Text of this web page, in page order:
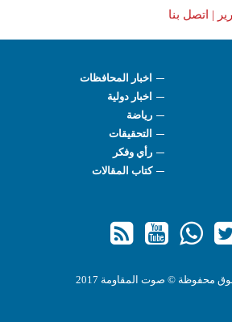
| اتصل بنا
اخبار المحافظات
اخبار دولية
رياضة
التحقيقات
رأي وفكر
كتاب المقالات
محفوظة © صوت المقاومة 2017